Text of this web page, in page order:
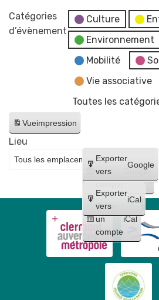
Catégories
d’évènement
Culture
Environnement
Mobilité
Vie associative
Toutes les
Vueimpression
Créer
un
compte
Google
Créer
un
compte
iCal
Exporter
vers
Google
Exporter
vers
iCal
Lieu